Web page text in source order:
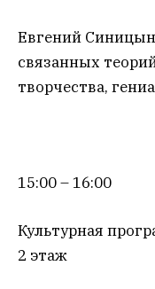
Евгений
связанных
творчества,
15:00 – 16:00
Культурная
2 этаж